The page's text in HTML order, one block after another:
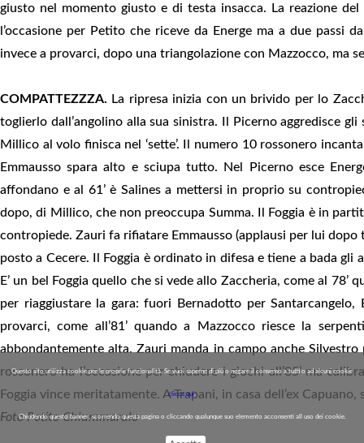
Questo sito utilizza cookie per le proprie funzionalità. Se vuoi saperne di più o negare il consenso a tutti o ad alcuni cookie
clicca qui.
Chiudendo questo banner, scorrendo questa pagina o cliccando qualunque suo elemento acconsenti all uso dei cookie.
giusto nel momento giusto e di testa insacca. La reazione
l’occasione per Petito che riceve da Energe ma a due passi
invece a provarci, dopo una triangolazione con Mazzocco, ma
COMPATTEZZZA. La ripresa inizia con un brivido per lo
toglierlo dall’angolino alla sua sinistra. Il Picerno aggredisce
Millico al volo finisca nel ‘sette’. Il numero 10 rossonero
Emmausso spara alto e sciupa tutto. Nel Picerno esce
affondano e al 61’ è Salines a mettersi in proprio su
dopo, di Millico, che non preoccupa Summa. Il Foggia è in
contropiede. Zauri fa rifiatare Emmausso (applausi per lui
posto a Cecere. Il Foggia è ordinato in difesa e tiene a bada gli
E’ un bel Foggia quello che si vede allo Zaccheria, come al
per riaggiustare la gara: fuori Bernadotto per
provarci, come all’81’ quando a Mazzocco riesce la
abbondantemente alta. Zauri manda in campo anche
rossonero ha l’occasione per chiudere i giochi all’85’ ma
Foggia vince meritatamente. A Trapani, in casa dell’ex Capuano,
Foto Potito Chiummarulo